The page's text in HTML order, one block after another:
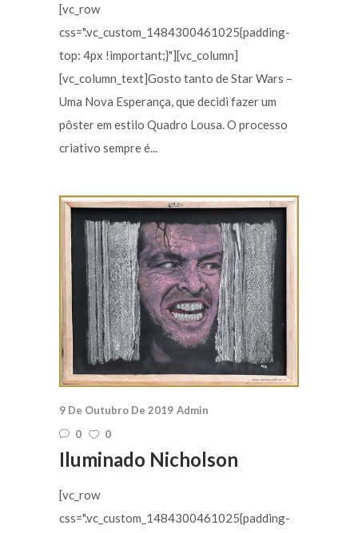
[vc_row
css=".vc_custom_1484300461025{padding-
top: 4px !important;}"][vc_column]
[vc_column_text]Gosto tanto de Star Wars –
Uma Nova Esperança, que decidi fazer um
pôster em estilo Quadro Lousa. O processo
criativo sempre é...
9 De Outubro De 2019 Admin
0
0
Iluminado Nicholson
[vc_row
css=".vc_custom_1484300461025{padding-